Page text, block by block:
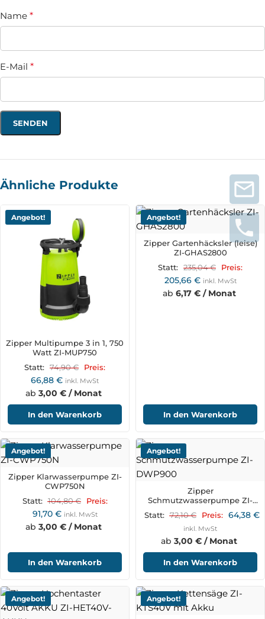
Name *
E-Mail *
Ähnliche Produkte
Angebot!
Zipper Multipumpe 3 in 1, 750
Watt ZI-MUP750
Statt: 74,90€ Preis:
66,88 € inkl. MwSt
ab 3,00 € / Monat
In den Warenkorb
Angebot!
Zipper Gartenhäcksler (leise)
ZI-GHAS2800
Statt: 235,04€ Preis:
205,66 € inkl. MwSt
ab 6,17 € / Monat
In den Warenkorb
Angebot!
Zipper Klarwasserpumpe ZI-
CWP750N
Statt: 104,80€ Preis:
91,70 € inkl. MwSt
ab 3,00 € / Monat
In den Warenkorb
Angebot!
Zipper
Schmutzwasserpumpe ZI-
DWP900
Statt: 72,10€ Preis: 64,38 €
inkl. MwSt
ab 3,00 € / Monat
In den Warenkorb
Angebot! Angebot!